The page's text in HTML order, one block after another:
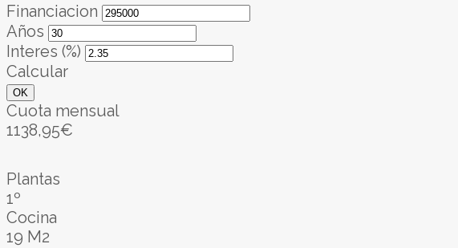
Financiacion
Años
Interes (%)
Calcular
OK
Cuota mensual
1138,95€
Plantas
1º
Cocina
19 M2